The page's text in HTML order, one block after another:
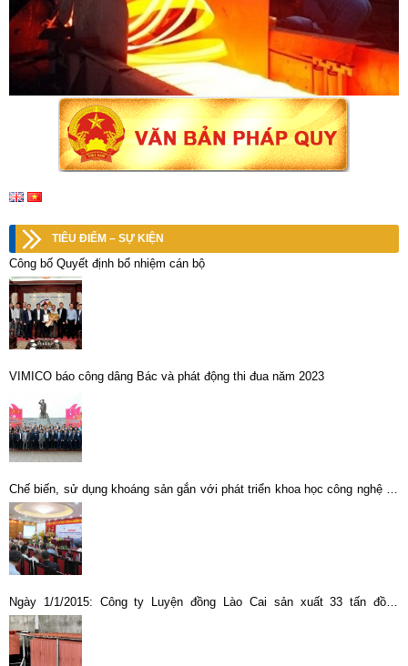
TIÊU ĐIỂM – SỰ KIỆN
Công bố Quyết định bổ nhiệm cán bộ
VIMICO báo công dâng Bác và phát động thi đua năm 2023
Chế biến, sử dụng khoáng sản gắn với phát triển khoa học công nghệ và
đổi mới sáng tạo
Ngày 1/1/2015: Công ty Luyện đồng Lào Cai sản xuất 33 tấn đồng
thương phẩm